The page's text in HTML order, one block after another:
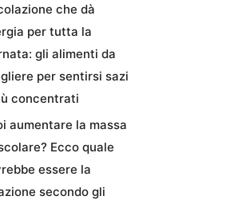
che dà
per tutta la
gli alimenti da
per sentirsi sazi
concentrati
aumentare la massa
Ecco quale
essere la
secondo gli